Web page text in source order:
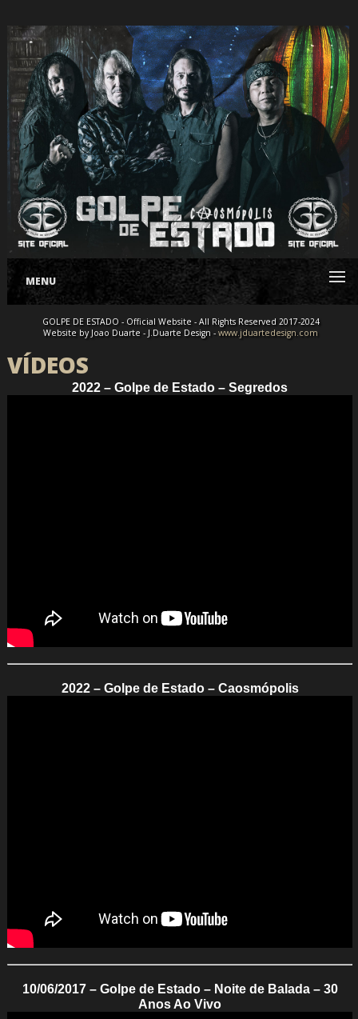
MENU
GOLPE DE ESTADO - Official Website - All Rights Reserved 2017-2024
Website by Joao Duarte - J.Duarte Design -www.jduartedesign.com
VÍDEOS
2022 – Golpe de Estado – Segredos
2022 – Golpe de Estado – Caosmópolis
10/06/2017 – Golpe de Estado – Noite de Balada – 30
Anos Ao Vivo